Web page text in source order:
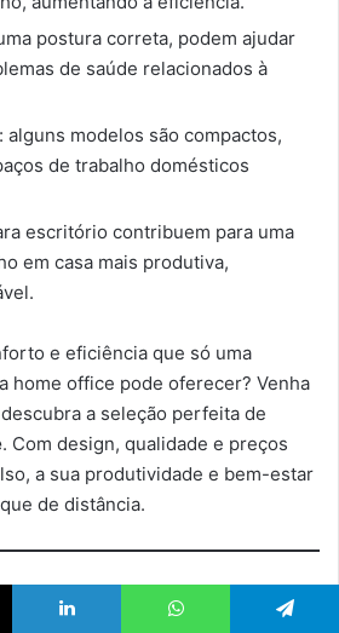
postura correta, podem ajudar
de saúde relacionados à
: alguns modelos são compactos,
de trabalho domésticos
escritório contribuem para uma
em casa mais produtiva,
e eficiência que só uma
home office pode oferecer? Venha
a seleção perfeita de
. Com design, qualidade e preços
a sua produtividade e bem-estar
de distância.